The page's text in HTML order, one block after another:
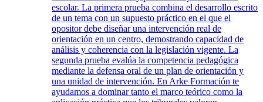
escolar. La primera prueba combina el desarrollo escrito
de un tema con un supuesto práctico en el que el
opositor debe diseñar una intervención real de
orientación en un centro, demostrando capacidad de
análisis y coherencia con la legislación vigente. La
segunda prueba evalúa la competencia pedagógica
mediante la defensa oral de un plan de orientación y
una unidad de intervención. En Arke Formación te
ayudamos a dominar tanto el marco teórico como la